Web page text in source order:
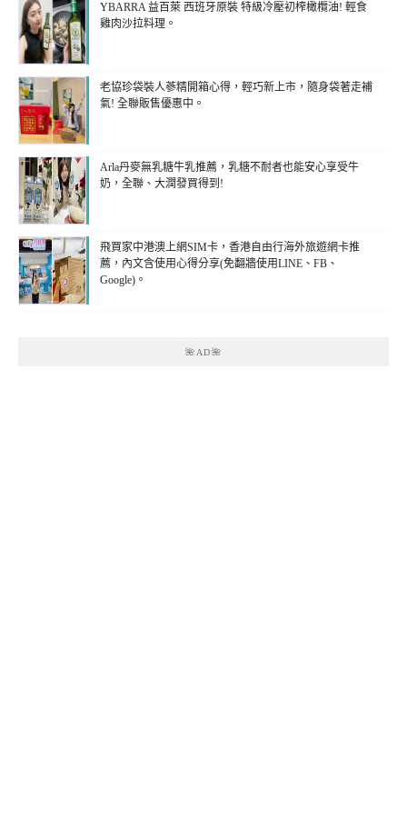
YBARRA 益百萊 西班牙原裝 特級冷壓初榨橄欖油! 輕食
雞肉沙拉料理。
老協珍袋裝人蔘精開箱心得，輕巧新上市，隨身袋著走補
氣! 全聯販售優惠中。
Arla丹麥無乳糖牛乳推薦，乳糖不耐者也能安心享受牛
奶，全聯、大潤發買得到!
飛買家中港澳上網SIM卡，香港自由行海外旅遊網卡推
薦，內文含使用心得分享(免翻牆使用LINE、FB、
Google)。
🌺AD🌺